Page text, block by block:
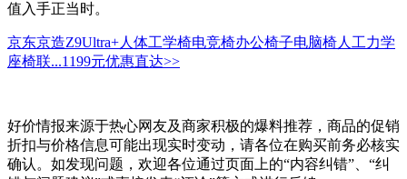
值入手正当时。
京东京造Z9Ultra+人体工学椅电竞椅办公椅子电脑椅人工力学
座椅联...1199元优惠直达>>
好价情报来源于热心网友及商家积极的爆料推荐，商品的促销
折扣与价格信息可能出现实时变动，请各位在购买前务必核实
确认。如发现问题，欢迎各位通过页面上的“内容纠错”、“纠